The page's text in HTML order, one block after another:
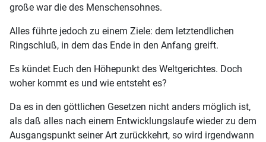
große war die des Menschensohnes.
Alles führte jedoch zu einem Ziele: dem letztendlichen
Ringschluß, in dem das Ende in den Anfang greift.
Es kündet Euch den Höhepunkt des Weltgerichtes. Doch
woher kommt es und wie entsteht es?
Da es in den göttlichen Gesetzen nicht anders möglich ist,
als daß alles nach einem Entwicklungslaufe wieder zu dem
Ausgangspunkt seiner Art zurückkehrt, so wird irgendwann